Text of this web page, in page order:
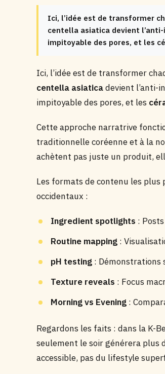
Ici, l’idée est de transformer
centella asiatica devient
impitoyable des pores, et les
Ici, l’idée est de transformer
centella asiaticadevient l’anti-
impitoyable des pores, et les
Cette approche narratrive
traditionnelle coréenne et à la
achètent pas juste un produit,
Les formats de contenu les
occidentaux :
Ingredient spotlights :
Routine mapping :
pH testing : Démonstrations
Texture reveals : Focus
Morning vs Evening :
Regardons les faits : dans la K-
seulement le soir générera plus
accessible, pas du lifestyle